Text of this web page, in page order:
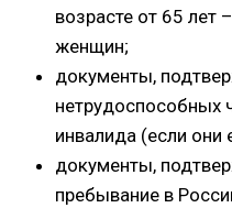
возрасте от 65 лет
женщин;
документы,
нетрудоспособных
инвалида (если они
документы,
пребывание в